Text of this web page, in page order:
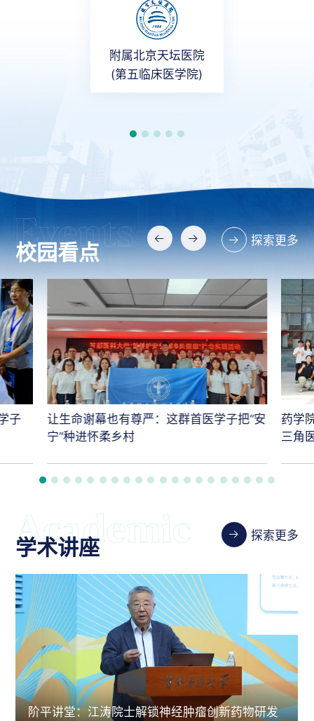
附属北京天坛医院
(第五临床医学院)
校园看点 探索更多
子
让生命谢幕也有尊严：这群首医学子把“安
宁”种进怀柔乡村
药学
三角
学术讲座 探索更多
阶平讲堂：江涛院士解锁神经肿瘤创新药物研发